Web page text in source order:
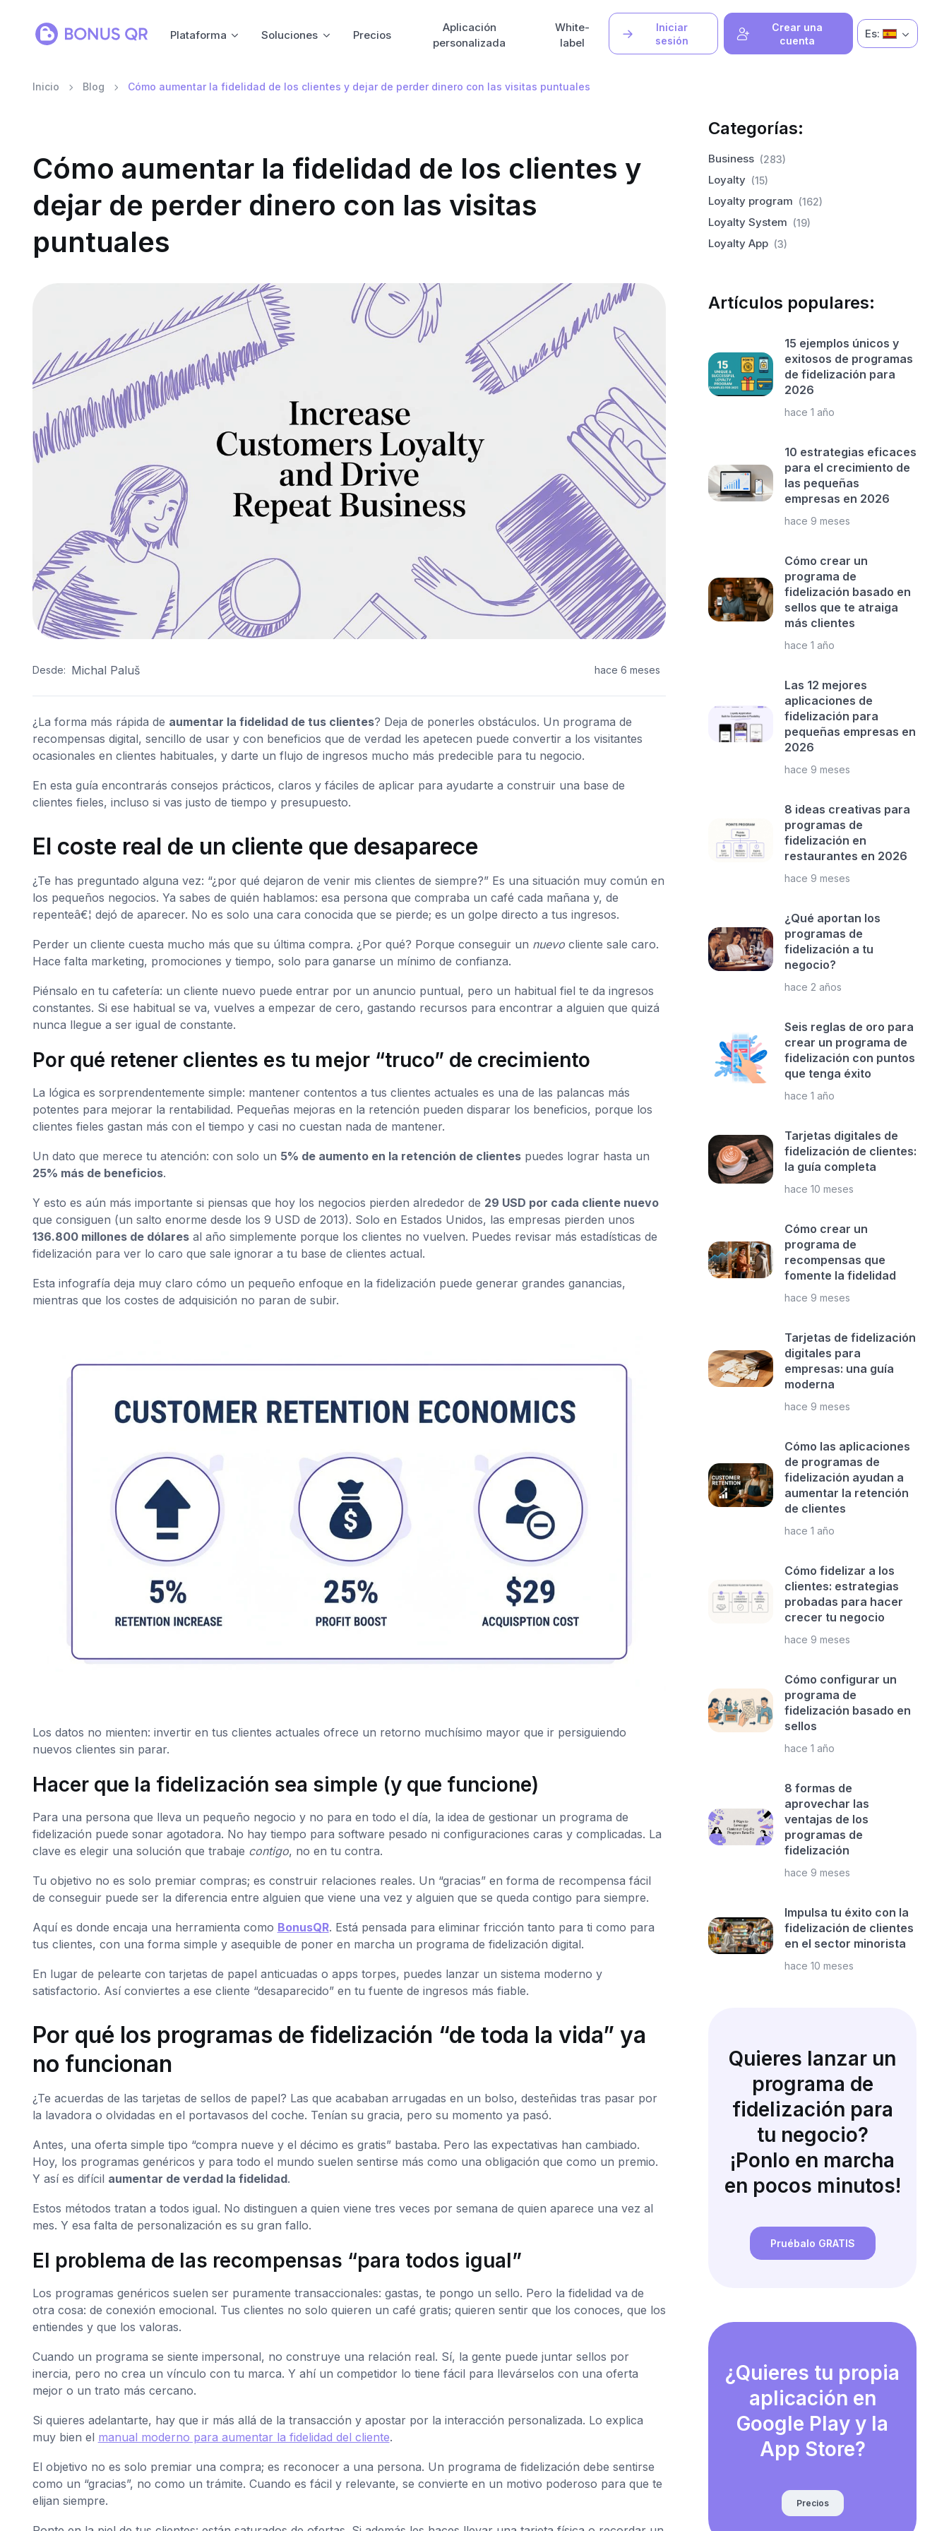
Iniciar
sesión
Crear una
cuenta
Plataforma Soluciones Precios
Aplicación
personalizada
White-
label
Es:
Inicio Blog Cómo aumentar la fidelidad de los clientes y dejar de perder dinero con las visitas puntuales
Cómo aumentar la fidelidad de los clientes y
dejar de perder dinero con las visitas
puntuales
Desde: Michal Paluš hace 6 meses
¿La forma más rápida de aumentar la fidelidad de tus clientes? Deja de ponerles obstáculos. Un programa de
recompensas digital, sencillo de usar y con beneficios que de verdad les apetecen puede convertir a los visitantes
ocasionales en clientes habituales, y darte un flujo de ingresos mucho más predecible para tu negocio.
En esta guía encontrarás consejos prácticos, claros y fáciles de aplicar para ayudarte a construir una base de
clientes fieles, incluso si vas justo de tiempo y presupuesto.
El coste real de un cliente que desaparece
¿Te has preguntado alguna vez: “¿por qué dejaron de venir mis clientes de siempre?” Es una situación muy común en
los pequeños negocios. Ya sabes de quién hablamos: esa persona que compraba un café cada mañana y, de
repenteâ€¦ dejó de aparecer. No es solo una cara conocida que se pierde; es un golpe directo a tus ingresos.
Perder un cliente cuesta mucho más que su última compra. ¿Por qué? Porque conseguir un nuevocliente sale caro.
Hace falta marketing, promociones y tiempo, solo para ganarse un mínimo de confianza.
Piénsalo en tu cafetería: un cliente nuevo puede entrar por un anuncio puntual, pero un habitual fiel te da ingresos
constantes. Si ese habitual se va, vuelves a empezar de cero, gastando recursos para encontrar a alguien que quizá
nunca llegue a ser igual de constante.
Por qué retener clientes es tu mejor “truco” de crecimiento
La lógica es sorprendentemente simple: mantener contentos a tus clientes actuales es una de las palancas más
potentes para mejorar la rentabilidad. Pequeñas mejoras en la retención pueden disparar los beneficios, porque los
clientes fieles gastan más con el tiempo y casi no cuestan nada de mantener.
Un dato que merece tu atención: con solo un 5% de aumento en la retención de clientespuedes lograr hasta un
25% más de beneficios.
Y esto es aún más importante si piensas que hoy los negocios pierden alrededor de 29 USD por cada cliente nuevo
que consiguen (un salto enorme desde los 9 USD de 2013). Solo en Estados Unidos, las empresas pierden unos
136.800 millones de dólaresal año simplemente porque los clientes no vuelven. Puedes revisar más estadísticas de
fidelización para ver lo caro que sale ignorar a tu base de clientes actual.
Esta infografía deja muy claro cómo un pequeño enfoque en la fidelización puede generar grandes ganancias,
mientras que los costes de adquisición no paran de subir.
Los datos no mienten: invertir en tus clientes actuales ofrece un retorno muchísimo mayor que ir persiguiendo
nuevos clientes sin parar.
Hacer que la fidelización sea simple (y que funcione)
Para una persona que lleva un pequeño negocio y no para en todo el día, la idea de gestionar un programa de
fidelización puede sonar agotadora. No hay tiempo para software pesado ni configuraciones caras y complicadas. La
clave es elegir una solución que trabaje contigo, no en tu contra.
Tu objetivo no es solo premiar compras; es construir relaciones reales. Un “gracias” en forma de recompensa fácil
de conseguir puede ser la diferencia entre alguien que viene una vez y alguien que se queda contigo para siempre.
Aquí es donde encaja una herramienta como BonusQR. Está pensada para eliminar fricción tanto para ti como para
tus clientes, con una forma simple y asequible de poner en marcha un programa de fidelización digital.
En lugar de pelearte con tarjetas de papel anticuadas o apps torpes, puedes lanzar un sistema moderno y
satisfactorio. Así conviertes a ese cliente “desaparecido” en tu fuente de ingresos más fiable.
Por qué los programas de fidelización “de toda la vida” ya
no funcionan
¿Te acuerdas de las tarjetas de sellos de papel? Las que acababan arrugadas en un bolso, desteñidas tras pasar por
la lavadora o olvidadas en el portavasos del coche. Tenían su gracia, pero su momento ya pasó.
Antes, una oferta simple tipo “compra nueve y el décimo es gratis” bastaba. Pero las expectativas han cambiado.
Hoy, los programas genéricos y para todo el mundo suelen sentirse más como una obligación que como un premio.
Y así es difícil aumentar de verdad la fidelidad.
Estos métodos tratan a todos igual. No distinguen a quien viene tres veces por semana de quien aparece una vez al
mes. Y esa falta de personalización es su gran fallo.
El problema de las recompensas “para todos igual”
Los programas genéricos suelen ser puramente transaccionales: gastas, te pongo un sello. Pero la fidelidad va de
otra cosa: de conexión emocional. Tus clientes no solo quieren un café gratis; quieren sentir que los conoces, que los
entiendes y que los valoras.
Cuando un programa se siente impersonal, no construye una relación real. Sí, la gente puede juntar sellos por
inercia, pero no crea un vínculo con tu marca. Y ahí un competidor lo tiene fácil para llevárselos con una oferta
mejor o un trato más cercano.
Si quieres adelantarte, hay que ir más allá de la transacción y apostar por la interacción personalizada. Lo explica
muy bien el manual moderno para aumentar la fidelidad del cliente.
El objetivo no es solo premiar una compra; es reconocer a una persona. Un programa de fidelización debe sentirse
como un “gracias”, no como un trámite. Cuando es fácil y relevante, se convierte en un motivo poderoso para que te
elijan siempre.
Categorías:
Business (283)
Loyalty (15)
Loyalty program (162)
Loyalty System (19)
Loyalty App (3)
Artículos populares:
15 ejemplos únicos y
exitosos de programas
de fidelización para
2026
hace 1 año
10 estrategias eficaces
para el crecimiento de
las pequeñas
empresas en 2026
hace 9 meses
Cómo crear un
programa de
fidelización basado en
sellos que te atraiga
más clientes
hace 1 año
Las 12 mejores
aplicaciones de
fidelización para
pequeñas empresas en
2026
hace 9 meses
8 ideas creativas para
programas de
fidelización en
restaurantes en 2026
hace 9 meses
¿Qué aportan los
programas de
fidelización a tu
negocio?
hace 2 años
Seis reglas de oro para
crear un programa de
fidelización con puntos
que tenga éxito
hace 1 año
Tarjetas digitales de
fidelización de clientes:
la guía completa
hace 10 meses
Cómo crear un
programa de
recompensas que
fomente la fidelidad
hace 9 meses
Tarjetas de fidelización
digitales para
empresas: una guía
moderna
hace 9 meses
Cómo las aplicaciones
de programas de
fidelización ayudan a
aumentar la retención
de clientes
hace 1 año
Cómo fidelizar a los
clientes: estrategias
probadas para hacer
crecer tu negocio
hace 9 meses
Cómo configurar un
programa de
fidelización basado en
sellos
hace 1 año
8 formas de
aprovechar las
ventajas de los
programas de
fidelización
hace 9 meses
Impulsa tu éxito con la
fidelización de clientes
en el sector minorista
hace 10 meses
Quieres lanzar un
programa de
fidelización para
tu negocio?
¡Ponlo en marcha
en pocos minutos!
Pruébalo GRATIS
¿Quieres tu propia
aplicación en
Google Play y la
App Store?
Precios